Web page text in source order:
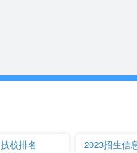
技校排名 2023招生信